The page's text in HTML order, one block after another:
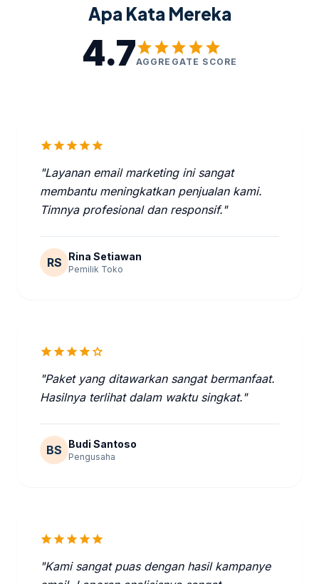
Apa Kata Mereka
4.7starstarstarstarstar
AGGREGATE SCORE
starstarstarstarstar
"Layanan email marketing ini sangat
membantu meningkatkan penjualan kami.
Timnya profesional dan responsif."
RS Rina Setiawan
Pemilik Toko
starstarstarstarstar
"Paket yang ditawarkan sangat bermanfaat.
Hasilnya terlihat dalam waktu singkat."
BS Budi Santoso
Pengusaha
starstarstarstarstar
"Kami sangat puas dengan hasil kampanye